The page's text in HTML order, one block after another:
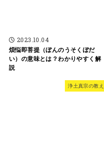
2023.10.04
煩悩即菩提（ぼんのうそくぼだ
い）の意味とは？わかりやすく解
説
浄土真宗の教え